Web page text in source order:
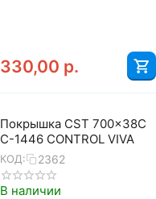
330,00 р.
Покрышка CST 700x38C
C-1446 CONTROL VIVA
КОД: 2362
В наличии